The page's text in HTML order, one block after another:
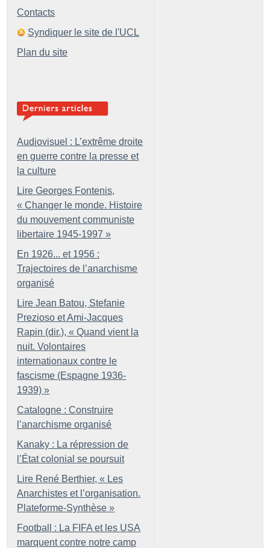
Contacts
Syndiquer le site de l'UCL
Plan du site
Audiovisuel : L’extrême droite
en guerre contre la presse et
la culture
Lire Georges Fontenis,
« Changer le monde. Histoire
du mouvement communiste
libertaire 1945-1997 »
En 1926... et 1956 :
Trajectoires de l’anarchisme
organisé
Lire Jean Batou, Stefanie
Prezioso et Ami-Jacques
Rapin (dir.), « Quand vient la
nuit. Volontaires
internationaux contre le
fascisme (Espagne 1936-
1939) »
Catalogne : Construire
l’anarchisme organisé
Kanaky : La répression de
l’État colonial se poursuit
Lire René Berthier, « Les
Anarchistes et l’organisation.
Plateforme-Synthèse »
Football : La FIFA et les USA
marquent contre notre camp